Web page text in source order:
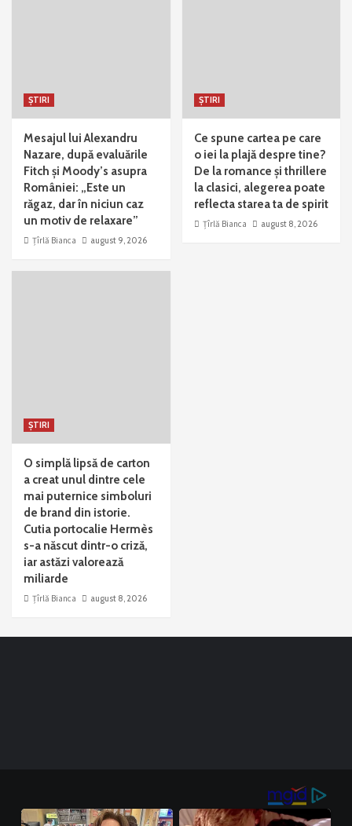
ȘTIRI
Mesajul lui Alexandru
Nazare, după evaluările
Fitch și Moody’s asupra
României: „Este un
răgaz, dar în niciun caz
un motiv de relaxare”
Țîrlă Bianca august 9, 2026
ȘTIRI
Ce spune cartea pe care
o iei la plajă despre tine?
De la romance și thrillere
la clasici, alegerea poate
reflecta starea ta de spirit
Țîrlă Bianca august 8, 2026
ȘTIRI
O simplă lipsă de carton
a creat unul dintre cele
mai puternice simboluri
de brand din istorie.
Cutia portocalie Hermès
s-a născut dintr-o criză,
iar astăzi valorează
miliarde
Țîrlă Bianca august 8, 2026